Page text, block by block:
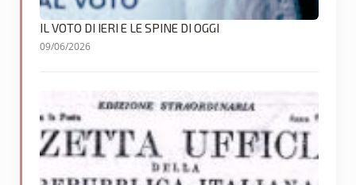
IL VOTO DI IERI E LE SPINE DI OGGI
09/06/2026